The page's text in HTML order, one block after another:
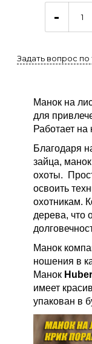
-
Задать вопрос по
Манок на
для
Работает на
Благодаря
зайца,
охоты.
освоить
охотникам.
дерева, что
Манок
ношения в
Манок
имеет
упакован в